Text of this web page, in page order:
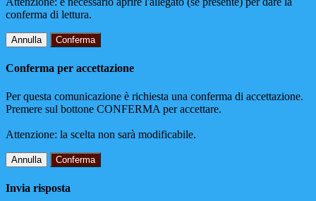
conferma di lettura.
Annulla Conferma
Conferma per accettazione
Per questa comunicazione è richiesta una conferma di accettazione.
Premere sul bottone CONFERMA per accettare.
Attenzione: la scelta non sarà modificabile.
Annulla Conferma
Invia risposta